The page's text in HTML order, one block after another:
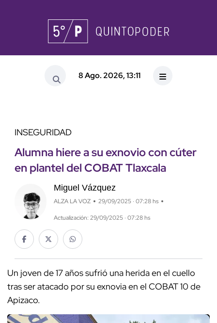
8 Ago. 2026, 13:11
INSEGURIDAD
Alumna hiere a su exnovio con cúter
en plantel del COBAT Tlaxcala
Miguel Vázquez
ALZA LA VOZ 29/09/2025 · 07:28 hs
Actualización: 29/09/2025 · 07:28 hs
Un joven de 17 años sufrió una herida en el cuello
tras ser atacado por su exnovia en el COBAT 10 de
Apizaco.